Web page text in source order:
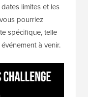
limites et les
pourriez
spécifique, telle
à venir.